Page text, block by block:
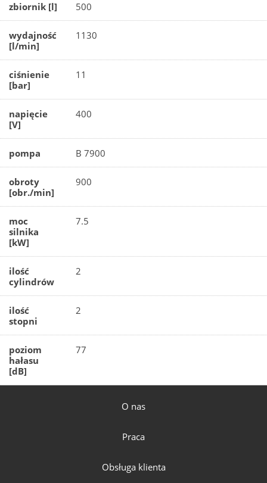
zbiornik [l] 500
wydajność
[l/min]
1130
ciśnienie
[bar]
11
napięcie
[V]
400
pompa B 7900
obroty
[obr./min]
900
moc
silnika
[kW]
7.5
ilość
cylindrów
2
ilość
stopni
2
poziom
hałasu
[dB]
77
O nas
Praca
Obsługa klienta